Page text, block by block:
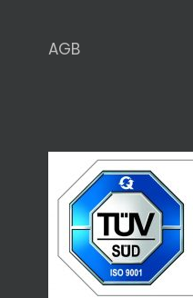
AGB